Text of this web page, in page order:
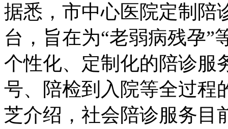
据悉，市中心医院定制陪
台，旨在为“老弱病残孕”
个性化、定制化的陪诊服
号、陪检到入院等全过程
芝介绍，社会陪诊服务目